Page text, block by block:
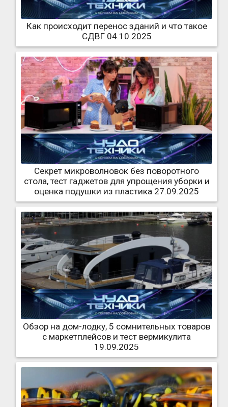
Как происходит перенос зданий и что такое
СДВГ 04.10.2025
Секрет микроволновок без поворотного
стола, тест гаджетов для упрощения уборки и
оценка подушки из пластика 27.09.2025
Обзор на дом-лодку, 5 сомнительных товаров
с маркетплейсов и тест вермикулита
19.09.2025